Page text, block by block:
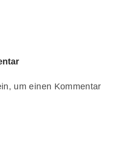
um einen Kommentar